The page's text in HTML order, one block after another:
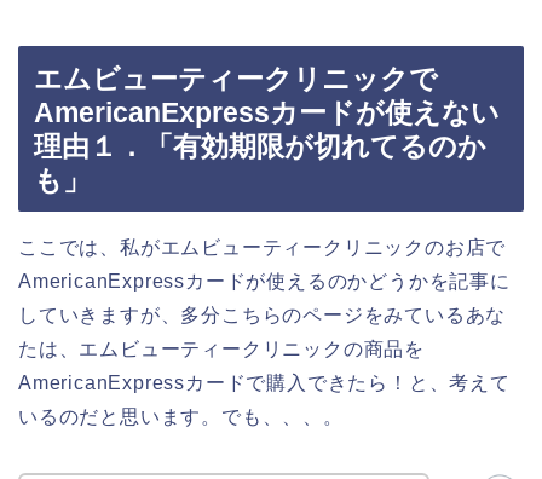
エムビューティークリニックで
AmericanExpressカードが使えない
理由１．「有効期限が切れてるのか
も」
ここでは、私がエムビューティークリニックのお店で
AmericanExpressカードが使えるのかどうかを記事に
していきますが、多分こちらのページをみているあな
たは、エムビューティークリニックの商品を
AmericanExpressカードで購入できたら！と、考えて
いるのだと思います。でも、、、。